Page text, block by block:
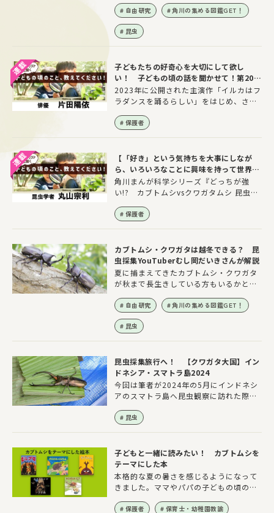
で今回は、昆虫採集YouTuberむし岡だ
いきさんに、鳴き声の聞き分け方や捕ま
え方など、セミについてさまざまな事を
おうかがいしました！
自由研究 角川の集める図鑑GET！
昆虫
子どもたちの好奇心を大切にして欲し
い！ 子どもの頃の話を聞かせて！第20回
「俳優 片田陽依さん」
2023年に公開された主演作「イルカはフ
ラダンスを踊るらしい」をはじめ、さま
俳優・片田陽依さん。「劇判」と呼ばれ
の魅力を世の中に伝える為に芸能活動を
始めたほどの虫好き！ SNSなどで熱
い“虫愛”を発信し続けていることでも知
られています。その本気度には、多くの
者・丸山宗利先生も太鼓判を押すほど。
そんな片田さんに、どのような子ども時
た。
保護者
【「好き」という気持ちを大事にしなが
ら、いろいろなことに興味を持って世界を
広げよう！】子どもの頃のこと、教えてく
ださい！第19回「昆虫学者 丸山宗利先
角川まんが科学シリーズ『どっちが強
い!? カブトムシvsクワガタムシ 昆虫
籍で監修を務めている九州大学 総合研
は、アリと共生する昆虫の多様性を解明
する研究のため、世界中を飛び回りなが
ら調査を行い、多数の新種や新属を発見
しています。また、研究のかたわら、さ
しさ、カッコ良さを多くの人に知っても
らうための大型ヴィジュアルブック『驚
異の標本箱―昆虫―』を2020年に出版
し、話題を呼びました。2024年12月11
本箱 ―昆虫―』を上梓したばかりの丸山
先生は、どんな子ども時代を過ごし、昆
虫学者になったのでしょうか。その道の
りについて聞いてみました。
保護者
カブトムシ・クワガタは越冬できる？ 昆
虫採集YouTuberむし岡だいきさんが解説
夏に捕まえてきたカブトムシ・クワガタ
が秋まで長生きしている方もいるかと思
の幼虫が生まれてきて、一生懸命お世話
をしている人もいるでしょう。今回の記
事では、カブトムシ・クワガタを飼育す
る上で、冬はどのように管理するのがよ
自由研究 角川の集める図鑑GET！
昆虫
昆虫採集旅行へ！ 【クワガタ大国】イン
ドネシア・スマトラ島2024
今回は筆者が2024年の5月にインドネシ
アのスマトラ島へ昆虫観察に訪れた際の
アの中の1つの島の名前で、面積は
われており、約300種類ものクワガタが
生息しています。そんなスマトラ島のと
ある山に登って、クワガタを含むたくさ
んの昆虫を観察するツアーに参加してき
昆虫
子どもと一緒に読みたい！ カブトムシを
テーマにした本
本格的な夏の暑さを感じるようになって
きました。ママやパパの子どもの頃の夏
は多いのではないでしょうか。今の時季
保護者 保育士・幼稚園教諭